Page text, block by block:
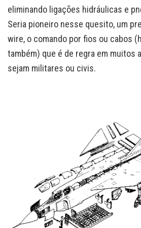
eliminando ligações hidráulicas e
Seria pioneiro nesse quesito, um
wire, o comando por fios ou cabos
também) que é de regra em muitos
sejam militares ou civis.